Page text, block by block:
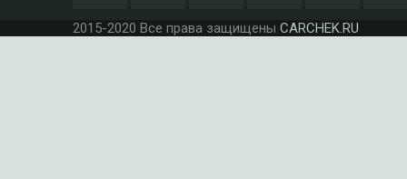
2015-2020 Все права защищены CARCHEK.RU